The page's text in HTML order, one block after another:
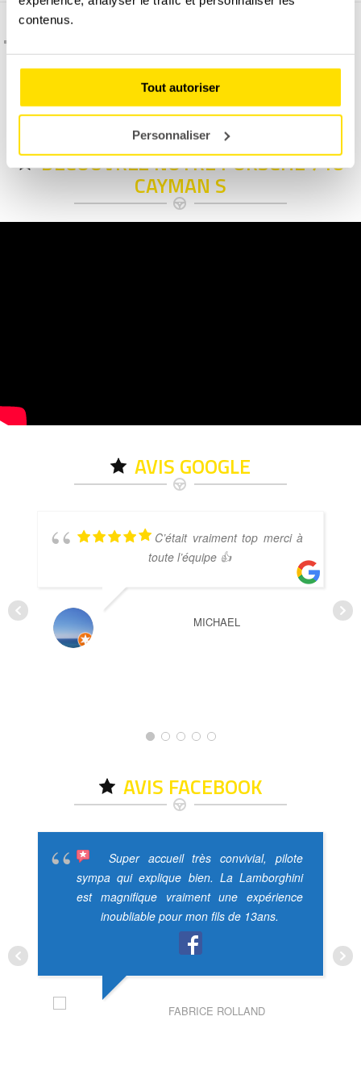
contenus.
Tout autoriser
Personnaliser
Permis B obligatoire à présenter le jour du stage.
DÉCOUVREZ NOTRE PORSCHE 718
CAYMAN S
AVIS GOOGLE
C’était vraiment top merci à
toute l’équipe 👍
MICHAEL
AVIS FACEBOOK
Super accueil très convivial, pilote
sympa qui explique bien. La Lamborghini
est magnifique vraiment une expérience
inoubliable pour mon fils de 13ans.
FABRICE ROLLAND